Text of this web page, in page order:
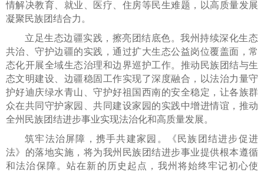
情解决教育、就业、医疗、住房等民生难题，以高质量发展
凝聚民族团结合力。
立足生态边疆实践，擦亮团结底色。我州持续深化生态
共治、守护边疆的实践，通过扩大生态公益岗位覆盖面，常
态化开展全域生态治理和边界巡护工作。推动民族团结与生
态文明建设、边疆稳固工作实现了深度融合，以法治力量守
护好迪庆绿水青山、守护好祖国西南的安全稳定，让各族群
众在共同守护家园、共同建设家园的实践中增进情谊，推动
全州民族团结进步事业实现法治化和高质量发展。
筑牢法治屏障，携手共建家园。《民族团结进步促进
法》的落地实施，将为我州民族团结进步事业提供根本遵循
和法治保障。站在新的历史起点，我州将始终牢记初心使